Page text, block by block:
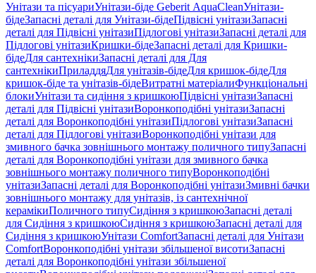
Унітази та пісуариУнітази-біде Geberit AquaCleanУнітази-
бідеЗапасні деталі для Унітази-бідеПідвісні унітазиЗапасні
деталі для Підвісні унітазиПідлогові унітазиЗапасні деталі для
Підлогові унітазиКришки-бідеЗапасні деталі для Кришки-
бідеДля сантехнікиЗапасні деталі для Для
сантехнікиПриладдяДля унітазів-бідеДля кришок-бідеДля
кришок-біде та унітазів-бідеВитратні матеріалиФункціональні
блокиУнітази та сидіння з кришкоюПідвісні унітазиЗапасні
деталі для Підвісні унітазиВоронкоподібні унітазиЗапасні
деталі для Воронкоподібні унітазиПідлогові унітазиЗапасні
деталі для Підлогові унітазиВоронкоподібні унітази для
змивного бачка зовнішнього монтажу поличного типуЗапасні
деталі для Воронкоподібні унітази для змивного бачка
зовнішнього монтажу поличного типуВоронкоподібні
унітазиЗапасні деталі для Воронкоподібні унітазиЗмивні бачки
зовнішнього монтажу для унітазів, із сантехнічної
керамікиПоличного типуСидіння з кришкоюЗапасні деталі
для Сидіння з кришкоюСидіння з кришкоюЗапасні деталі для
Сидіння з кришкоюУнітази ComfortЗапасні деталі для Унітази
ComfortВоронкоподібні унітази збільшеної висотиЗапасні
деталі для Воронкоподібні унітази збільшеної